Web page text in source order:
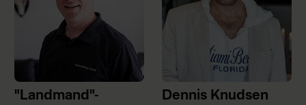
"Landmand"-
Dennis Knudsen